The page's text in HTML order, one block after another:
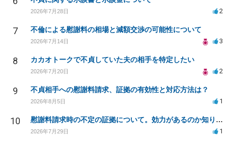
2026年7月28日 2
7 不倫による慰謝料の相場と減額交渉の可能性について
2026年7月14日 3
8 カカオトークで不貞していた夫の相手を特定したい
2026年7月20日 2
9 不貞相手への慰謝料請求、証拠の有効性と対応方法は？
2026年8月5日 1
10 慰謝料請求時の不定の証拠について。効力があるのか知りたい。
2026年7月29日 1